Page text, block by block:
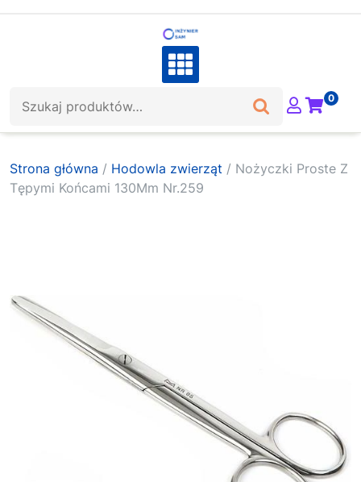
0
Strona główna / Hodowla zwierząt / Nożyczki Proste Z
Tępymi Końcami 130Mm Nr.259